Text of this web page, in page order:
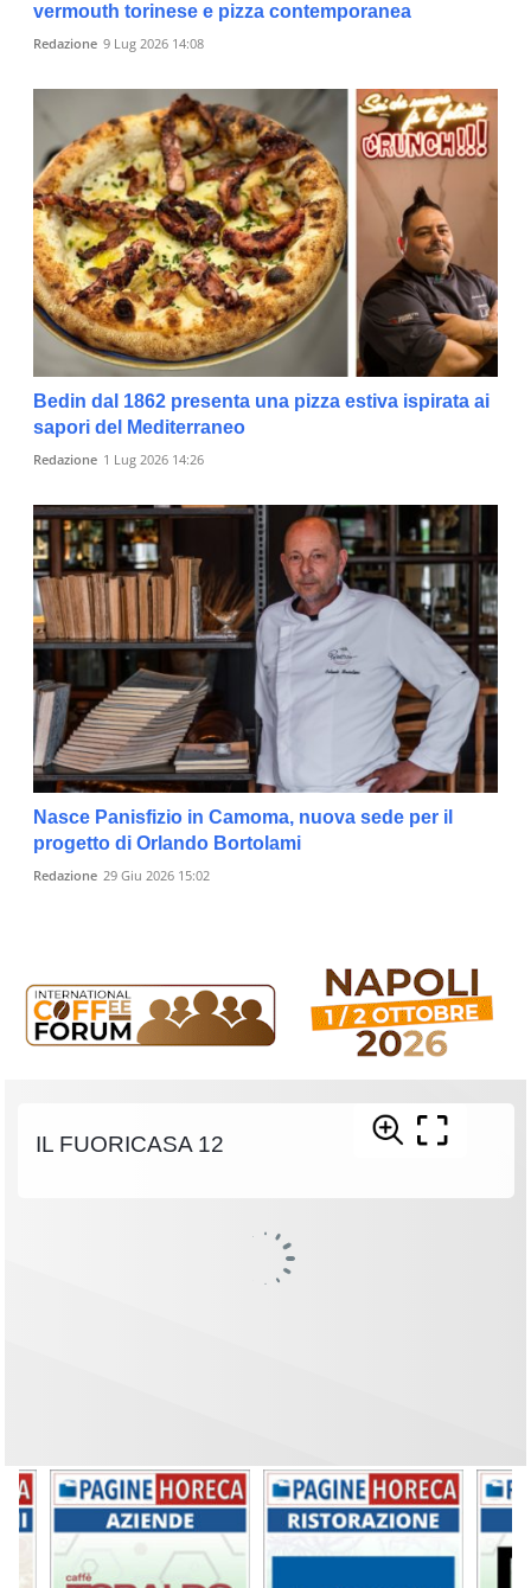
vermouth torinese e pizza contemporanea
Redazione 9 Lug 2026 14:08
Bedin dal 1862 presenta una pizza estiva ispirata ai
sapori del Mediterraneo
Redazione 1 Lug 2026 14:26
Nasce Panisfizio in Camoma, nuova sede per il
progetto di Orlando Bortolami
Redazione 29 Giu 2026 15:02